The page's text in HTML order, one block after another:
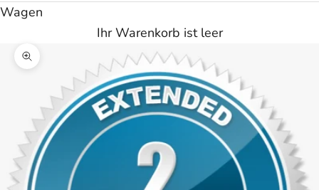
Wagen
Ihr Warenkorb ist leer
Bild vergrößern